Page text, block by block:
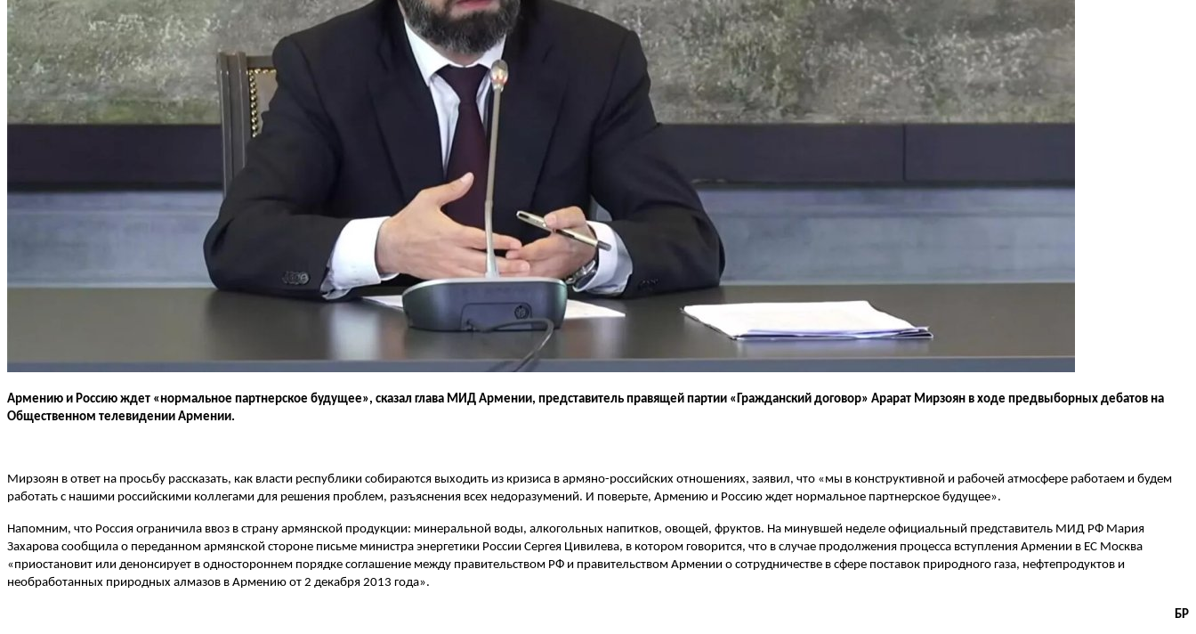
Армению и Россию ждет «нормальное партнерское будущее», сказал глава МИД Армении, представитель правящей партии «Гражданский договор» Арарат Мирзоян в ходе предвыборных дебатов на
Общественном телевидении Армении.
Мирзоян в ответ на просьбу рассказать, как власти республики собираются выходить из кризиса в армяно-российских отношениях, заявил, что «мы в конструктивной и рабочей атмосфере работаем и будем
работать с нашими российскими коллегами для решения проблем, разъяснения всех недоразумений. И поверьте, Армению и Россию ждет нормальное партнерское будущее».
Напомним, что Россия ограничила ввоз в страну армянской продукции: минеральной воды, алкогольных напитков, овощей, фруктов. На минувшей неделе официальный представитель МИД РФ Мария
Захарова сообщила о переданном армянской стороне письме министра энергетики России Сергея Цивилева, в котором говорится, что в случае продолжения процесса вступления Армении в ЕС Москва
«приостановит или денонсирует в одностороннем порядке соглашение между правительством РФ и правительством Армении о сотрудничестве в сфере поставок природного газа, нефтепродуктов и
необработанных природных алмазов в Армению от 2 декабря 2013 года».
БР